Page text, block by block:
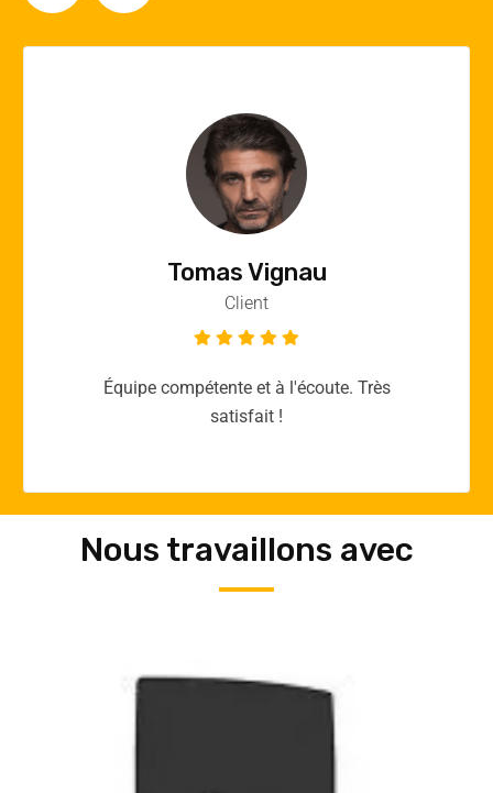
Vincent Quere
Client
Merci yellow365.work pour votre expertise!
Nous travaillons avec